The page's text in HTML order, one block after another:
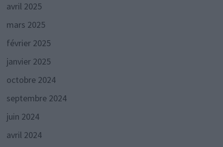
avril 2025
mars 2025
février 2025
janvier 2025
octobre 2024
septembre 2024
juin 2024
avril 2024